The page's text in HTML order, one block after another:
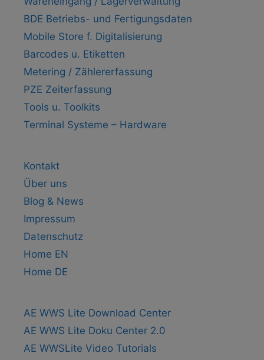
BDE Betriebs- und Fertigungsdaten
Mobile Store f. Digitalisierung
Barcodes u. Etiketten
Metering / Zählererfassung
PZE Zeiterfassung
Tools u. Toolkits
Terminal Systeme – Hardware
Kontakt
Über uns
Blog & News
Impressum
Datenschutz
Home EN
Home DE
AE WWS Lite Download Center
AE WWS Lite Doku Center 2.0
AE WWSLite Video Tutorials